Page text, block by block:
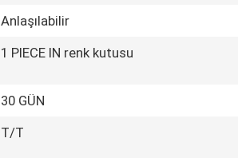
Anlaşılabilir
1 PIECE IN renk kutusu
30 GÜN
T/T